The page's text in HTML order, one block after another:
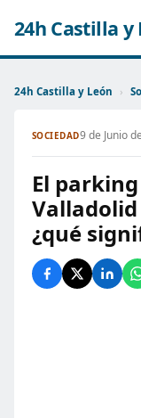
24h Castilla y
24h Castilla y León ›
SOCIEDAD9 de Junio
El
¿qué